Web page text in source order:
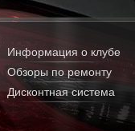
Информация о клубе
Обзоры по ремонту
Дисконтная система